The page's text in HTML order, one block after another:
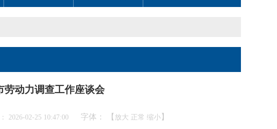
劳动力调查工作座谈会
2026-02-25 10:47:00 字体： 【 放大 正常 缩小】